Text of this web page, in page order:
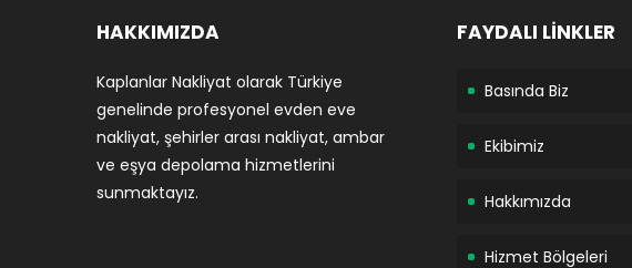
HAKKIMIZDA
Kaplanlar Nakliyat olarak Türkiye
genelinde profesyonel evden eve
nakliyat, şehirler arası nakliyat, ambar
ve eşya depolama hizmetlerini
sunmaktayız.
FAYDALI LİNKLER
Basında Biz
Ekibimiz
Hakkımızda
Hizmet Bölgeleri